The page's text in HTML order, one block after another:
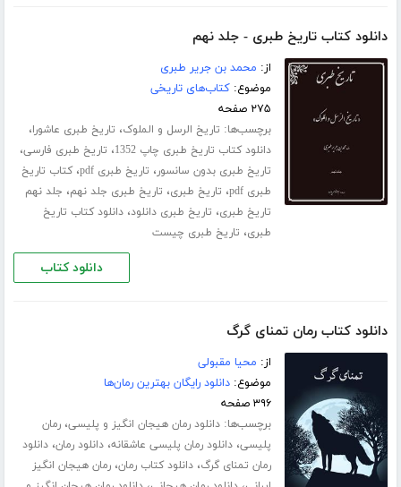
دانلود کتاب تاریخ طبری - جلد نهم
از: محمد بن جریر طبری
موضوع:کتاب‌های تاریخی
۲۷۵ صفحه
برچسب‌ها: تاریخ الرسل و الملوک، تاریخ طبری عاشورا،
دانلود کتاب تاریخ طبری چاپ 1352 ، تاریخ طبری فارسی،
تاریخ طبری بدون سانسور، تاریخ طبری pdf ،کتاب تاریخ
طبری pdf
، تاریخ طبری، تاریخ طبری جلد نهم، جلد نهم
تاریخ طبری، تاریخ طبری دانلود،دانلود کتاب تاریخ
طبری، تاریخ طبری چیست
دانلود کتاب
دانلود کتاب رمان تمنای گرگ
از: محیا مقبولی
موضوع:دانلود رایگان بهترین رمان‌ها
۳۹۶ صفحه
برچسب‌ها:دانلود رمان هیجان انگیز و پلیسی،رمان
پلیسی،دانلود رمان پلیسی عاشقانه،دانلود رمان،دانلود
رمان تمنای گرگ،دانلود کتاب رمان،رمان هیجان انگیز